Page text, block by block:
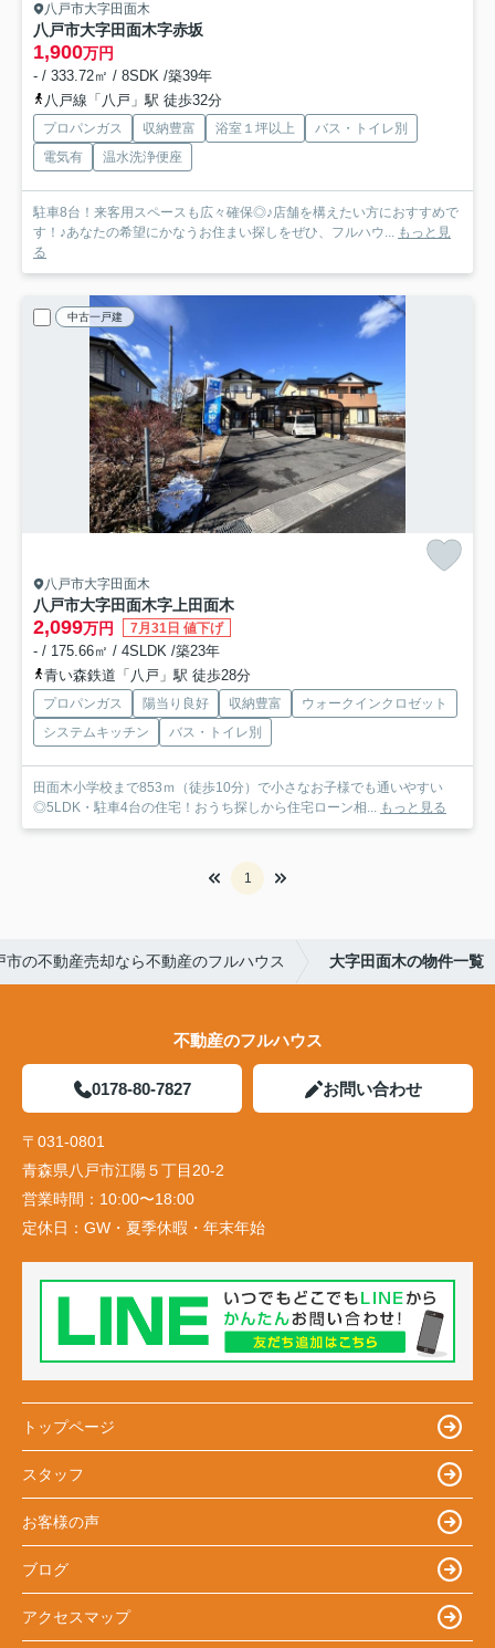
八戸市大字田面木
八戸市大字田面木字赤坂
1,900万円
- / 333.72㎡ / 8SDK /築39年
八戸線「八戸」駅 徒歩32分
プロパンガス 収納豊富 浴室１坪以上
バス・トイレ別
電気有
温水洗浄便座
駐車8台！来客用スペースも広々確保◎♪店舗を構えたい方におすすめで
す！♪あなたの希望にかなうお住まい探しをぜひ、フルハウ... もっと見
る
中古一戸建
八戸市大字田面木
八戸市大字田面木字上田面木
2,099万円 7月31日 値下げ
- / 175.66㎡ / 4SLDK /築23年
青い森鉄道「八戸」駅 徒歩28分
プロパンガス 陽当り良好 収納豊富
ウォークインクロゼット
システムキッチン
バス・トイレ別
田面木小学校まで853ｍ（徒歩10分）で小さなお子様でも通いやすい
◎5LDK・駐車4台の住宅！おうち探しから住宅ローン相... もっと見る
1
市の不動産売却なら不動産のフルハウス 大字田面木の物件一覧
不動産のフルハウス
0178-80-7827 お問い合わせ
〒031-0801
青森県八戸市江陽５丁目20-2
営業時間： 10:00〜18:00
定休日： GW・夏季休暇・年末年始
トップページ
スタッフ
お客様の声
ブログ
アクセスマップ